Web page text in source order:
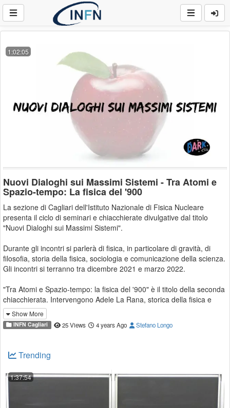
1:02:05
Nuovi Dialoghi sui Massimi Sistemi - Tra Atomi e
Spazio-tempo: La fisica del '900
La sezione di Cagliari dell'Istituto Nazionale di Fisica Nucleare
presenta il ciclo di seminari e chiacchierate divulgative dal titolo
"Nuovi Dialoghi sui Massimi Sistemi".
Durante gli incontri si parlerà di fisica, in particolare di gravità, di
filosofia, storia della fisica, sociologia e comunicazione della scienza.
Gli incontri si terranno tra dicembre 2021 e marzo 2022.
"Tra Atomi e Spazio-tempo: la fisica del '900" è il titolo della seconda
chiacchierata. Intervengono Adele La Rana, storica della fisica e
ricercatrice presso l'Università di Verona, e Francesco Vissani, fisico
teorico delle particelle e professore presso il GSSI dell'Aquila.
Modera Matteo Tuveri, fisico teorico e divulgatore, ricercatore presso
L'iniziativa è coordinata a livello nazionale da INFN Cagliari e
raccoglie il contributo di università, enti di ricerca e istituzioni
europee.
Show More
INFN Cagliari 25 Views 4 years Ago Stefano Longo
Trending
1:37:54